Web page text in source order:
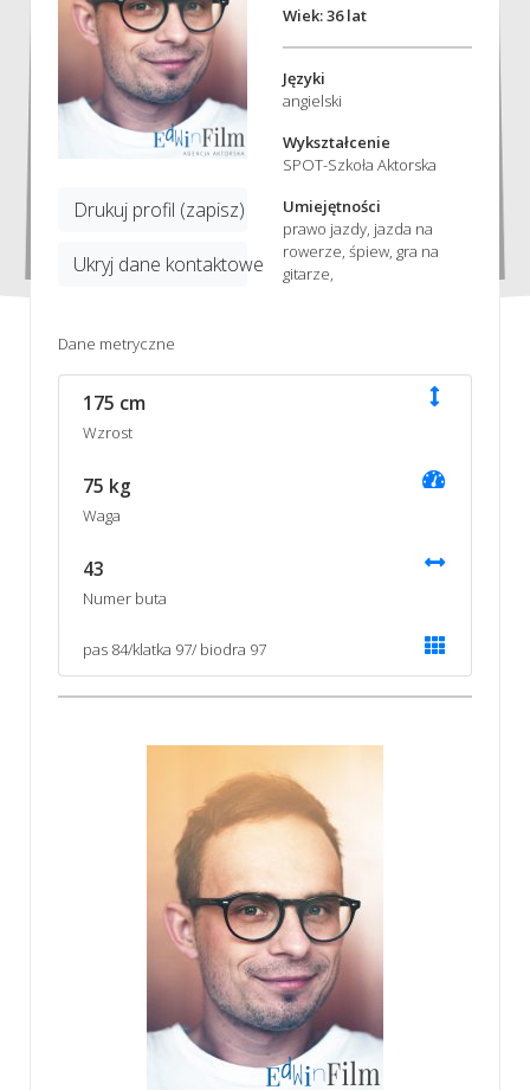
Drukuj profil (zapisz)
Ukryj dane kontaktowe
Wiek: 36 lat
Języki
angielski
Wykształcenie
SPOT-Szkoła Aktorska
Umiejętności
prawo jazdy, jazda na
rowerze, śpiew, gra na
gitarze,
Dane metryczne
175 cm
Wzrost
75 kg
Waga
43
Numer buta
pas 84/klatka 97/ biodra 97